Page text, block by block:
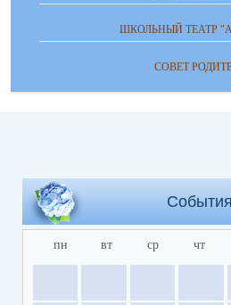
ШКОЛЬНЫЙ ТЕАТР
СОВЕТ
События
пн вт ср чт